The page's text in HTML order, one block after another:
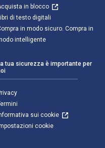
in blocco
di testo digitali
in modo sicuro. Compra in
intelligente
tua sicurezza è importante per
sui cookie
cookie